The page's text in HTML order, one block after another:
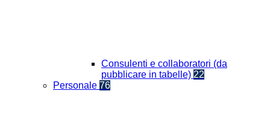
Consulenti e collaboratori (da
pubblicare in tabelle) 22
Personale 76